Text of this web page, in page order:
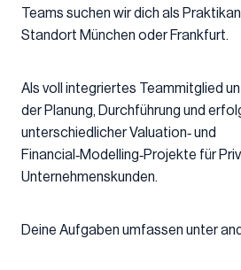
Teams suchen wir dich als
Standort München oder Frankfurt.
Als voll integriertes Teammitglied
der Planung, Durchführung und
unterschiedlicher Valuation‑ und
Financial‑Modelling‑Projekte für
Unternehmenskunden.
Deine Aufgaben umfassen unter